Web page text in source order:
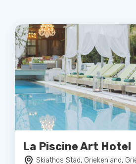
La Piscine Art Hotel
Skiathos Stad, Griekenland,